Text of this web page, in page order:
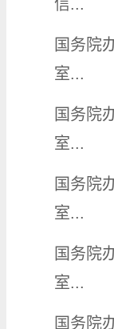
信...
国务院
室...
国务院
室...
国务院
室...
国务院
室...
国务院